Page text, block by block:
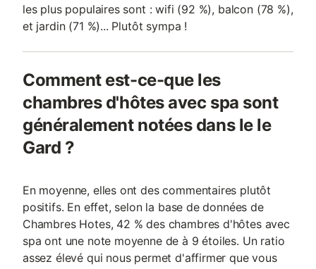
les plus populaires sont : wifi (92 %), balcon (78 %),
et jardin (71 %)... Plutôt sympa !
Comment est-ce-que les
chambres d'hôtes avec spa sont
généralement notées dans le le
Gard ?
En moyenne, elles ont des commentaires plutôt
positifs. En effet, selon la base de données de
Chambres Hotes, 42 % des chambres d'hôtes avec
spa ont une note moyenne de à 9 étoiles. Un ratio
assez élevé qui nous permet d'affirmer que vous